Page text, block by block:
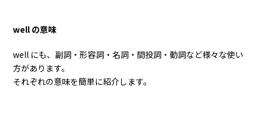
well の意味
well にも、副詞・形容詞・名詞・間投詞・動詞など様々な使い
方があります。
それぞれの意味を簡単に紹介します。